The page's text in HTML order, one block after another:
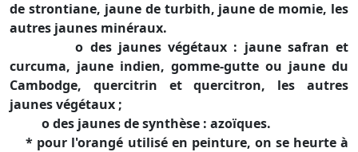
de strontiane, jaune de turbith, jaune de momie, les
autres jaunes minéraux.
o des jaunes végétaux : jaune safran et
curcuma, jaune indien, gomme-gutte ou jaune du
Cambodge, quercitrin et quercitron, les autres
jaunes végétaux ;
o des jaunes de synthèse : azoïques.
* pour l'orangé utilisé en peinture, on se heurte à